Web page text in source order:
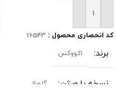
افزودن به سبد خرید
کد انحصاری محصول : 16543
برند اکووکس
نسخه یا ورژن گلوبال